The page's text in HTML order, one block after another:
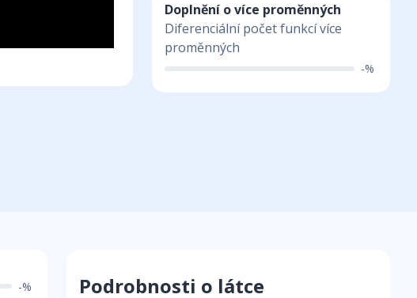
Doplnění o více proměnných
Diferenciální počet funkcí více
proměnných
-%
-% Podrobnosti o látce